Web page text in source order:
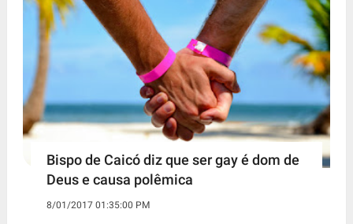
Bispo de Caicó diz que ser gay é dom de
Deus e causa polêmica
8/01/2017 01:35:00 PM